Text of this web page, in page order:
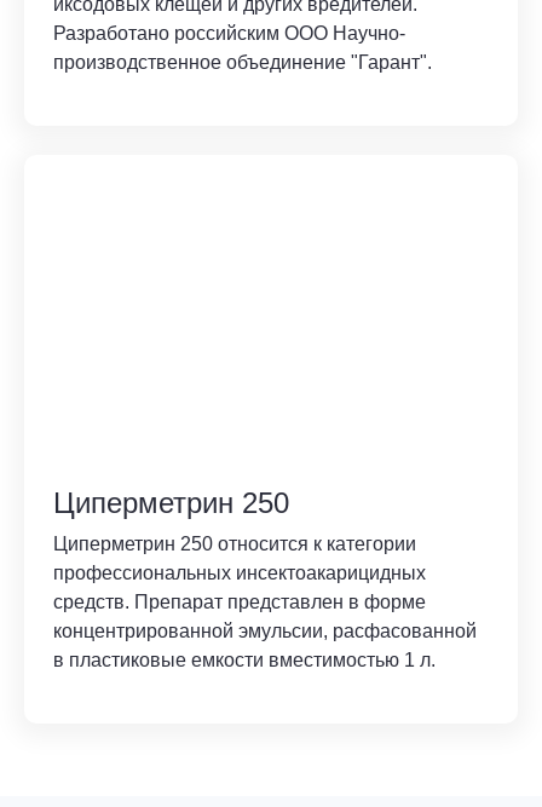
иксодовых клещей и других вредителей.
Разработано российским ООО Научно-
производственное объединение "Гарант".
Циперметрин 250
Циперметрин 250 относится к категории
профессиональных инсектоакарицидных
средств. Препарат представлен в форме
концентрированной эмульсии, расфасованной
в пластиковые емкости вместимостью 1 л.